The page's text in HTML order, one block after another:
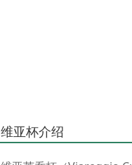
维亚杯介绍